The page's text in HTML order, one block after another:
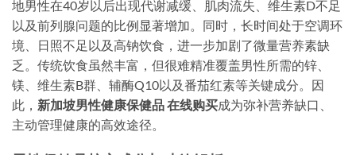
地男性在40岁以后出现代谢减缓、肌肉流失、维生素D不足
以及前列腺问题的比例显著增加。同时，长时间处于空调环
境、日照不足以及高钠饮食，进一步加剧了微量营养素缺
乏。传统饮食虽然丰富，但很难精准覆盖男性所需的锌、
镁、维生素B群、辅酶Q10以及番茄红素等关键成分。因
此， 新加坡男性健康保健品 在线购买成为弥补营养缺口、
主动管理健康的高效途径。